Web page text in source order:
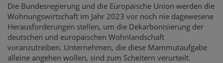
Die Bundesregierung und die Europäische Union werden die
Wohnungswirtschaft im Jahr 2023 vor noch nie dagewesene
Herausforderungen stellen, um die Dekarbonisierung der
deutschen und europäischen Wohnlandschaft
voranzutreiben. Unternehmen, die diese Mammutaufgabe
alleine angehen wollen, sind zum Scheitern verurteilt.